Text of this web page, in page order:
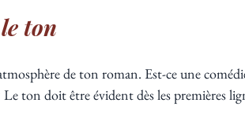
ton
de ton roman. Est-ce une
ton doit être évident dès les premières